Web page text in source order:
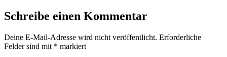
Schreibe einen Kommentar
Deine E-Mail-Adresse wird nicht veröffentlicht. Erforderliche
Felder sind mit * markiert